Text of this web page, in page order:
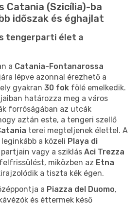
Catania (Szicília)-ba
időszak és éghajlat
tengerparti élet a
a Catania-Fontanarossa
lépve azonnal érezhető a
gyakran 30 fok fölé emelkedik.
határozza meg a város
forróságában az utcák
aztán este, a tengeri szellő
terei megteljenek élettel. A
a közeli Playa di
partjain vagy a sziklás Aci Trezza
miközben az Etna
a tiszta kék égen.
a Piazza del Duomo,
és éttermek késő